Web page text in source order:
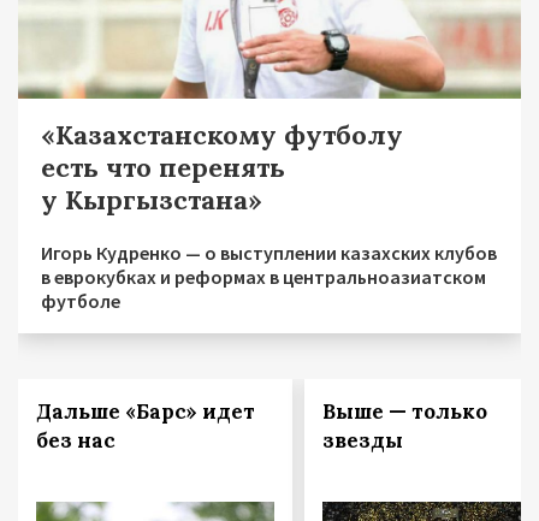
«Казахстанскому футболу
есть что перенять
у Кыргызстана»
Игорь Кудренко — о выступлении казахских клубов
в еврокубках и реформах в центральноазиатском
футболе
Дальше «Барс» идет
без нас
Выше — только
звезды